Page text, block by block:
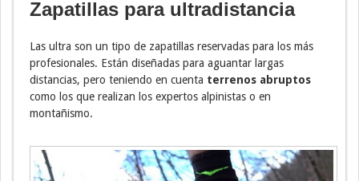
Zapatillas para ultradistancia
Las ultra son un tipo de zapatillas reservadas para los más
profesionales. Están diseñadas para aguantar largas
distancias, pero teniendo en cuenta terrenos abruptos
como los que realizan los expertos alpinistas o en
montañismo.